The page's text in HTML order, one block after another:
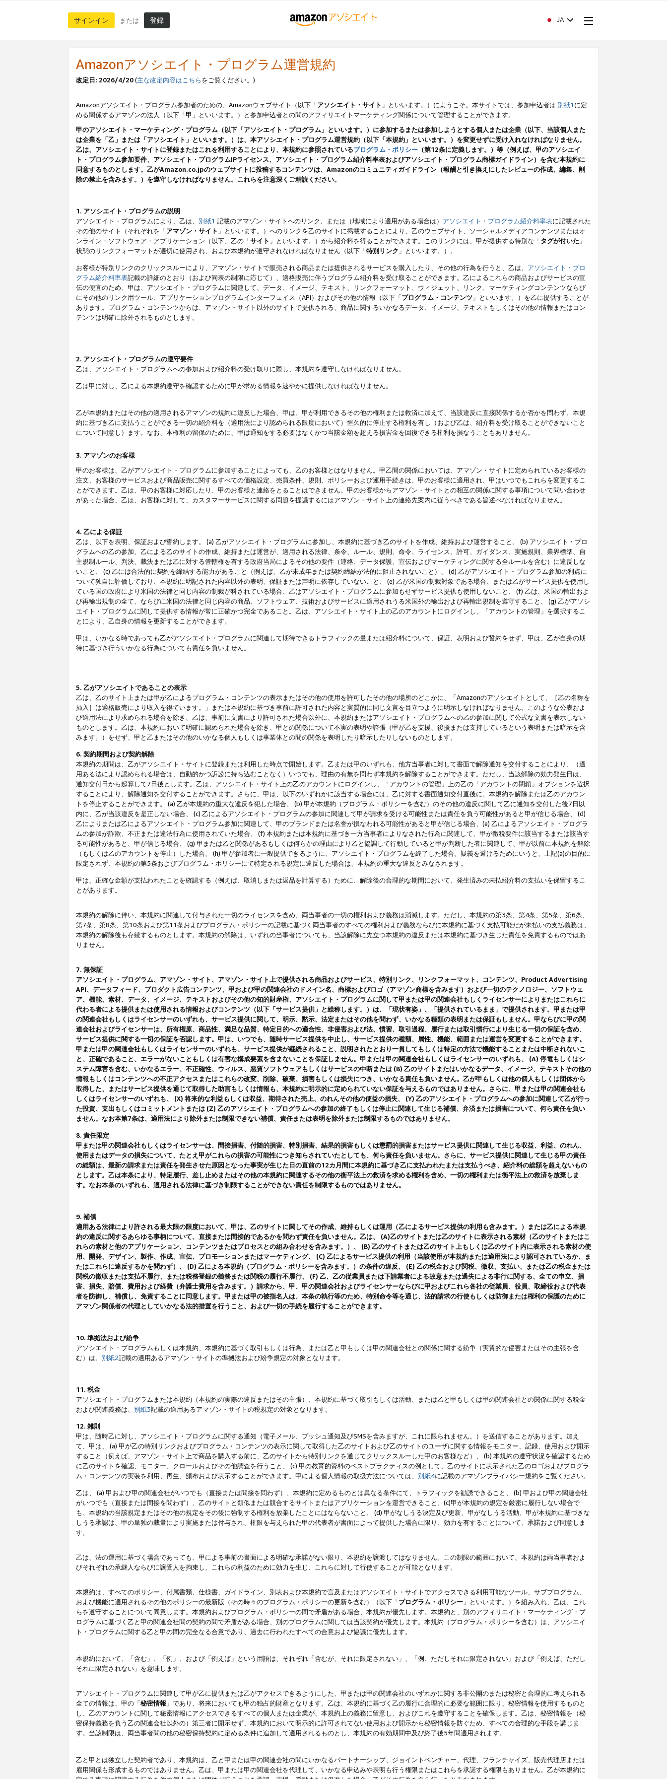
サインイン または 登録 JA
Amazonアソシエイト・プログラム運営規約
改定日: 2026/4/20(主な改定内容はこちらをご覧ください。)
Amazonアソシエイト・プログラム参加者のための、Amazonウェブサイト（以下「アソシエイト・サイト 」といいます。）にようこそ。本サイトでは、参加申込者は 別紙1 に定
める関係するアマゾンの法人（以下「甲 」といいます。）と参加申込者との間のアフィリエイトマーケティング関係について管理することができます。
甲のアソシエイト・マーケティング・プログラム（以下「アソシエイト・プログラム」といいます。）に参加するまたは参加しようとする個人または企業（以下、当該個人また
は企業を「乙」または「アソシエイト」といいます。）は、本アソシエイト・プログラム運営規約（以下「本規約」といいます。）を変更せずに受け入れなければなりません。
乙は、アソシエイト・サイトに登録またはこれを利用することにより、本規約に参照されているプログラム・ポリシー （第12条に定義します。）等（例えば、甲のアソシエイ
ト・プログラム参加要件、アソシエイト・プログラムIPライセンス、アソシエイト・プログラム紹介料率表およびアソシエイト・プログラム商標ガイドライン）を含む本規約に
同意するものとします。乙がAmazon.co.jpのウェブサイトに投稿するコンテンツは、Amazonのコミュニティガイドライン（報酬と引き換えにしたレビューの作成、編集、削
除の禁止を含みます。）を遵守しなければなりません。これらを注意深くご精読ください。
1. アソシエイト・プログラムの説明
アソシエイト・プログラムにより、乙は、 別紙1 記載のアマゾン・サイトへのリンク、または（地域により適用がある場合は） アソシエイト・プログラム紹介料率表に記載された
その他のサイト（それぞれを「アマゾン・サイト 」といいます。）へのリンクを乙のサイトに掲載することにより、乙のウェブサイト、ソーシャルメディアコンテンツまたはオ
ンライン・ソフトウェア・アプリケーション（以下、乙の「サイト 」といいます。）から紹介料を得ることができます。このリンクには、甲が提供する特別な「タグが付いた 」
状態のリンクフォーマットが適切に使用され、および本規約が遵守されなければなりません（以下「特別リンク 」といいます。）。
お客様が特別リンクのクリックスルーにより、アマゾン・サイトで販売される商品または提供されるサービスを購入したり、その他の行為を行うと、乙は、 アソシエイト・プロ
グラム紹介料率表記載の詳細のとおり（および同表の制限に応じて）、適格販売に伴うプログラム紹介料を受け取ることができます。乙によるこれらの商品およびサービスの宣
伝の便宜のため、甲は、アソシエイト・プログラムに関連して、データ、イメージ、テキスト、リンクフォーマット、ウィジェット、リンク、マーケティングコンテンツならび
にその他のリンク用ツール、アプリケーションプログラムインターフェイス（API）およびその他の情報（以下「プログラム・コンテンツ 」といいます。）を乙に提供することが
あります。プログラム・コンテンツからは、アマゾン・サイト以外のサイトで提供される、商品に関するいかなるデータ、イメージ、テキストもしくはその他の情報またはコン
テンツは明確に除外されるものとします。
2. アソシエイト・プログラムの遵守要件
乙は、アソシエイト・プログラムへの参加および紹介料の受け取りに際し、本規約を遵守しなければなりません。
乙は甲に対し、乙による本規約遵守を確認するために甲が求める情報を速やかに提供しなければなりません。
乙が本規約またはその他の適用されるアマゾンの規約に違反した場合、甲は、甲が利用できるその他の権利または救済に加えて、当該違反に直接関係するか否かを問わず、本規
約に基づき乙に支払うことができる一切の紹介料を（適用法により認められる限度において）恒久的に停止する権利を有し（および乙は、紹介料を受け取ることができないこと
について同意し）ます。なお、本権利の留保のために、甲は通知をする必要はなくかつ当該金額を超える損害金を回復できる権利を損なうこともありません。
3. アマゾンのお客様
甲のお客様は、乙がアソシエイト・プログラムに参加することによっても、乙のお客様とはなりません。甲乙間の関係においては、アマゾン・サイトに定められているお客様の
注文、お客様のサービスおよび商品販売に関するすべての価格設定、売買条件、規則、ポリシーおよび運用手続きは、甲のお客様に適用され、甲はいつでもこれらを変更するこ
とができます。乙は、甲のお客様に対応したり、甲のお客様と連絡をとることはできません。甲のお客様からアマゾン・サイトとの相互の関係に関する事項について問い合わせ
があった場合、乙は、お客様に対して、カスタマーサービスに関する問題を提議するにはアマゾン・サイト上の連絡先案内に従うべきである旨述べなければなりません。
4. 乙による保証
乙は、以下を表明、保証および誓約します。 (a) 乙がアソシエイト・プログラムに参加し、本規約に基づき乙のサイトを作成、維持および運営すること、 (b) アソシエイト・プロ
グラムへの乙の参加、乙による乙のサイトの作成、維持または運営が、適用される法律、条令、ルール、規則、命令、ライセンス、許可、ガイダンス、実施規則、業界標準、自
主規制ルール、判決、裁決または乙に対する管轄権を有する政府当局によるその他の要件（連絡、データ保護、宣伝およびマーケティングに関する全ルールを含む）に違反しな
いこと、 (c) 乙には合法的に契約を締結する能力があること（例えば、乙が未成年または契約締結が法的に阻止されないこと）、 (d) 乙がアソシエイト・プログラム参加の利点に
ついて独自に評価しており、本規約に明記された内容以外の表明、保証または声明に依存していないこと、 (e) 乙が米国の制裁対象である場合、または乙がサービス提供を使用し
ている国の政府により米国の法律と同じ内容の制裁が科されている場合、乙はアソシエイト・プログラムに参加もせずサービス提供も使用しないこと、 (f) 乙は、米国の輸出およ
び再輸出規制の全て、ならびに米国の法律と同じ内容の商品、ソフトウェア、技術およびサービスに適用されうる米国外の輸出および再輸出規制を遵守すること、 (g) 乙がアソシ
エイト・プログラムに関して提供する情報が常に正確かつ完全であること。乙は、アソシエイト・サイト上の乙のアカウントにログインし、「アカウントの管理」を選択するこ
とにより、乙自身の情報を更新することができます。
甲は、いかなる時であっても乙がアソシエイト・プログラムに関連して期待できるトラフィックの量または紹介料について、保証、表明および誓約をせず、甲は、乙が自身の期
待に基づき行ういかなる行為についても責任を負いません。
5. 乙がアソシエイトであることの表示
乙は、乙のサイト上または甲が乙によるプログラム・コンテンツの表示またはその他の使用を許可したその他の場所のどこかに、「Amazonのアソシエイトとして、［乙の名称を
挿入］は適格販売により収入を得ています。」または本規約に基づき事前に許可された内容と実質的に同じ文言を目立つように明示しなければなりません。このような公表およ
び適用法により求められる場合を除き、乙は、事前に文書により許可された場合以外に、本規約またはアソシエイト・プログラムへの乙の参加に関して公式な文書を表示しない
ものとします。乙は、本規約において明確に認められた場合を除き、甲との関係について不実の表明や誇張（甲が乙を支援、後援または支持しているという表明または暗示を含
みます。）をせず、甲と乙またはその他のいかなる個人もしくは事業体との間の関係を表明したり暗示したりしないものとします。
6. 契約期間および契約解除
本規約の期間は、乙がアソシエイト・サイトに登録または利用した時点で開始します。乙または甲のいずれも、他方当事者に対して書面で解除通知を交付することにより、（適
用ある法により認められる場合は、自動的かつ訴訟に持ち込むことなく）いつでも、理由の有無を問わず本規約を解除することができます。ただし、当該解除の効力発生日は、
通知交付日から起算して7日後とします。乙は、アソシエイト・サイト上の乙のアカウントにログインし、「アカウントの管理」上の乙の「アカウントの閉鎖」オプションを選択
することにより、解除通知を交付することができます。さらに、甲は、以下のいずれかに該当する場合には、乙に対する書面通知交付直後に、本規約を解除または乙のアカウン
トを停止することができます。 (a) 乙が本規約の重大な違反を犯した場合、 (b) 甲が本規約（プログラム・ポリシーを含む）のその他の違反に関して乙に通知を交付した後7日以
内に、乙が当該違反を是正しない場合、 (c) 乙によるアソシエイト・プログラムの参加に関連して甲が請求を受ける可能性または責任を負う可能性があると甲が信じる場合、 (d)
乙によりまたは乙によるアソシエイト・プログラム参加に関連して、甲のブランドまたは名誉が損なわれる可能性があると甲が信じる場合、(e) 乙によるアソシエイト・プログラ
ムの参加が詐欺、不正または違法行為に使用されていた場合、 (f) 本規約または本規約に基づき一方当事者によりなされた行為に関連して、甲が徴税要件に該当するまたは該当す
る可能性があると、甲が信じる場合、 (g) 甲または乙と関係があるもしくは何らかの理由により乙と協調して行動していると甲が判断した者に関連して、甲が以前に本規約を解除
（もしくは乙のアカウントを停止）した場合、 (h) 甲が参加者に一般提供できるように、アソシエイト・プログラムを終了した場合。疑義を避けるためにいうと、上記(a)の目的に
限定されず、本規約の第5条およびプログラム・ポリシーにて特定される規定に違反した場合は、本規約の重大な違反とみなされます。
甲は、正確な金額が支払われたことを確認する（例えば、取消しまたは返品を計算する）ために、解除後の合理的な期間において、発生済みの未払紹介料の支払いを保留するこ
とがあります。
本規約の解除に伴い、本規約に関連して付与された一切のライセンスを含め、両当事者の一切の権利および義務は消滅します。ただし、本規約の第3条、第4条、第5条、第6条、
第7条、第8条、第10条および第11条およびプログラム・ポリシーの記載に基づく両当事者のすべての権利および義務ならびに本規約に基づく支払可能だが未払いの支払義務は、
本規約の解除後も存続するものとします。本規約の解除は、いずれの当事者についても、当該解除に先立つ本規約の違反または本規約に基づき生じた責任を免責するものではあ
りません。
7. 無保証
アソシエイト・プログラム、アマゾン・サイト、アマゾン・サイト上で提供される商品およびサービス、特別リンク、リンクフォーマット、コンテンツ、Product Advertising
API、データフィード、プロダクト広告コンテンツ、甲および甲の関連会社のドメイン名、商標およびロゴ（アマゾン商標を含みます）および一切のテクノロジー、ソフトウェ
ア、機能、素材、データ、イメージ、テキストおよびその他の知的財産権、アソシエイト・プログラムに関して甲または甲の関連会社もしくライセンサーによりまたはこれらに
代わる者による提供または使用される情報およびコンテンツ（以下「サービス提供」と総称します。）は、「現状有姿」、「提供されているまま」で提供されます。甲または甲
の関連会社もしくはライセンサーのいずれも、サービス提供に関して、明示、黙示、法定またはその他を問わず、いかなる種類の表明または保証もしません。甲ならびに甲の関
連会社およびライセンサーは、所有権原、商品性、満足な品質、特定目的への適合性、非侵害および法、慣習、取引過程、履行または取引慣行により生じる一切の保証を含め、
サービス提供に関する一切の保証を否認します。甲は、いつでも、随時サービス提供を中止し、サービス提供の種類、属性、機能、範囲または運営を変更することができます。
甲または甲の関連会社もしくはライセンサーのいずれも、サービス提供が継続されること、説明されたとおり一貫してもしくは特定の方法で機能することまたは中断されないこ
と、正確であること、エラーがないこともしくは有害な構成要素を含まないことを保証しません。甲または甲の関連会社もしくはライセンサーのいずれも、 (A) 停電もしくはシ
ステム障害を含む、いかなるエラー、不正確性、ウィルス、悪質ソフトウェアもしくはサービスの中断または (B) 乙のサイトまたはいかなるデータ、イメージ、テキストその他の
情報もしくはコンテンツへの不正アクセスまたはこれらの改変、削除、破棄、損害もしくは損失につき、いかなる責任も負いません。乙が甲もしくは他の個人もしくは団体から
取得した、またはサービス提供を通じて取得した助言もしくは情報も、本規約に明示的に定められていない保証を与えるものではありません。さらに、甲または甲の関連会社も
しくはライセンサーのいずれも、 (X) 将来的な利益もしくは収益、期待された売上、のれんその他の便益の損失、 (Y) 乙のアソシエイト・プログラムへの参加に関連して乙が行っ
た投資、支出もしくはコミットメントまたは (Z) 乙のアソシエイト・プログラムへの参加の終了もしくは停止に関連して生じる補償、弁済または損害について、何ら責任を負い
ません。なお本第7条は、適用法により除外または制限できない補償、責任または表明を除外または制限するものではありません。
8. 責任限定
甲または甲の関連会社もしくはライセンサーは、間接損害、付随的損害、特別損害、結果的損害もしくは懲罰的損害またはサービス提供に関連して生じる収益、利益、のれん、
使用またはデータの損失について、たとえ甲がこれらの損害の可能性につき知らされていたとしても、何ら責任を負いません。さらに、サービス提供に関連して生じる甲の責任
の総額は、最新の請求または責任を発生させた原因となった事実が生じた日の直前の12カ月間に本規約に基づき乙に支払われたまたは支払うべき、紹介料の総額を超えないもの
とします。乙は本条により、特定履行、差し止めまたはその他の本規約に関連するその他の衡平法上の救済を求める権利を含め、一切の権利または衡平法上の救済を放棄しま
す。なお本条のいずれも、適用される法律に基づき制限することができない責任を制限するものではありません。
9. 補償
適用ある法律により許される最大限の限度において、甲は、乙のサイトに関してその作成、維持もしくは運用（乙によるサービス提供の利用も含みます。）または乙による本規
約の違反に関するあらゆる事柄について、直接または間接的であるかを問わず責任を負いません。乙は、 (A)乙のサイトまたは乙のサイトに表示される素材（乙のサイトまたはこ
れらの素材と他のアプリケーション、コンテンツまたはプロセスとの組み合わせを含みます。）、 (B) 乙のサイトまたは乙のサイト上もしくは乙のサイト内に表示される素材の使
用、開発、デザイン、製作、作成、宣伝、プロモーションまたはマーケティング、 (C) 乙によるサービス提供の利用（当該使用が本規約または適用法により認可されているか、ま
たはこれらに違反するかを問わず）、 (D) 乙による本規約（プログラム・ポリシーを含みます。）の条件の違反、 (E) 乙の税金および関税、徴収、支払い、または乙の税金または
関税の徴収または支払不履行、または税務登録の義務または関税の履行不履行、 (F) 乙、乙の従業員または下請業者による故意または過失による非行に関する、全ての申立、損
害、損失、賠償、費用および経費（弁護士費用を含みます。）請求から、甲、甲の関連会社およびライセンサーならびに甲およびこれら各社の従業員、役員、取締役および代表
者を防御し、補償し、免責することに同意します。甲または甲の被指名人は、本条の執行等のため、特別命令等を通じ、法的請求の行使もしくは防御または権利の保護のために
アマゾン関係者の代理としていかなる法的措置を行うこと、および一切の手続を履行することができます。
10. 準拠法および紛争
アソシエイト・プログラムもしくは本規約、本規約に基づく取引もしくは行為、または乙と甲もしくは甲の関連会社との関係に関する紛争（実質的な侵害またはその主張を含
む）は、 別紙2記載の適用あるアマゾン・サイトの準拠法および紛争規定の対象となります。
11. 税金
アソシエイト・プログラムまたは本規約（本規約の実際の違反またはその主張）、本規約に基づく取引もしくは活動、または乙と甲もしくは甲の関連会社との関係に関する税金
および関連義務は、 別紙3記載の適用あるアマゾン・サイトの税規定の対象となります。
12. 雑則
甲は、随時乙に対し、アソシエイト・プログラムに関する通知（電子メール、プッシュ通知及びSMSを含みますが、これに限られません。）を送信することがあります。加え
て、甲は、 (a) 甲が乙の特別リンクおよびプログラム・コンテンツの表示に関して取得した乙のサイトおよび乙のサイトのユーザに関する情報をモニター、記録、使用および開示
すること（例えば、アマゾン・サイト上で商品を購入する前に、乙のサイトから特別リンクを通じてクリックスルーした甲のお客様など）、 (b) 本規約の遵守状況を確認するため
に乙のサイトを確認、モニター、クロールおよびその他調査を行うこと、 (c) 甲の教育的資料のベストプラクティスの例として、乙のサイトに表示された乙のロゴおよびプログラ
ム・コンテンツの実装を利用、再生、頒布および表示することができます。甲による個人情報の取扱方法については、 別紙4に記載のアマゾンプライバシー規約をご覧ください。
乙は、 (a) 甲および甲の関連会社がいつでも（直接または間接を問わず）、本規約に定めるものとは異なる条件にて、トラフィックを勧誘できること、 (b) 甲および甲の関連会社
がいつでも（直接または間接を問わず）、乙のサイトと類似または競合するサイトまたはアプリケーションを運営できること、(c)甲が本規約の規定を厳密に履行しない場合で
も、本規約の当該規定またはその他の規定をその後に強制する権利を放棄したことにはならないこと、 (d) 甲がなしうる決定及び更新、甲がなしうる活動、甲が本規約に基づきな
しうる承認は、甲の単独の裁量により実施または付与され、権限を与えられた甲の代表者が書面によって提供した場合に限り、効力を有することについて、承諾および同意しま
す。
乙は、法の運用に基づく場合であっても、甲による事前の書面による明確な承諾がない限り、本規約を譲渡してはなりません。この制限の範囲において、本規約は両当事者およ
びそれぞれの承継人ならびに譲受人を拘束し、これらの利益のために効力を生じ、これらに対して行使することが可能となります。
本規約は、すべてのポリシー、付属書類、仕様書、ガイドライン、別表および本規約で言及またはアソシエイト・サイトでアクセスできる利用可能なツール、サブプログラム、
および機能に適用されるその他のポリシーの最新版（その時々のプログラム・ポリシーの更新を含む）（以下「プログラム・ポリシー 」といいます。）を組み入れ、乙は、これ
らを遵守することについて同意します。本規約およびプログラム・ポリシーの間で矛盾がある場合、本規約が優先します。本規約と、別のアフィリエイト・マーケティング・プ
ログラムに基づく乙と甲の関連会社間の契約の間で矛盾がある場合、別のプログラムに関しては当該契約が優先します。本規約（プログラム・ポリシーを含む）は、アソシエイ
ト・プログラムに関する乙と甲の間の完全なる合意であり、過去に行われたすべての合意および協議に優先します。
本規約において、「含む」、「例」、および「例えば」という用語は、それぞれ「含むが、それに限定されない」、「例、ただしそれに限定されない」および「例えば、ただし
それに限定されない」を意味します。
アソシエイト・プログラムに関連して甲が乙に提供または乙がアクセスできるようにした、甲または甲の関連会社のいずれかに関する非公開のまたは秘密と合理的に考えられる
全ての情報は、甲の「秘密情報 」であり、将来においても甲の独占的財産となります。乙は、本規約に基づく乙の履行に合理的に必要な範囲に限り、秘密情報を使用するものと
し、乙のアカウントに関して秘密情報にアクセスできるすべての個人または企業が、本規約上の義務に留意し、およびこれを遵守することを確保します。乙は、秘密情報を（秘
密保持義務を負う乙の関連会社以外の）第三者に開示せず、本規約において明示的に許可されてない使用および開示から秘密情報を防ぐため、すべての合理的な手段を講じま
す。当該制限は、両当事者間の他の秘密保持契約に定める条件に追加して適用されるものとし、本規約の有効期間中及び終了後5年間適用されます。
乙と甲とは独立した契約者であり、本規約は、乙と甲または甲の関連会社の間にいかなるパートナーシップ、ジョイントベンチャー、代理、フランチャイズ、販売代理店または
雇用関係も形成するものではありません。乙は、甲または甲の関連会社を代理して、いかなる申込みや表明も行う権限またはこれらを承諾する権限もありません。乙が本規約に